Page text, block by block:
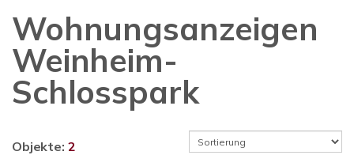
Wohnungsanzeigen
Weinheim-
Schlosspark
Objekte: 2